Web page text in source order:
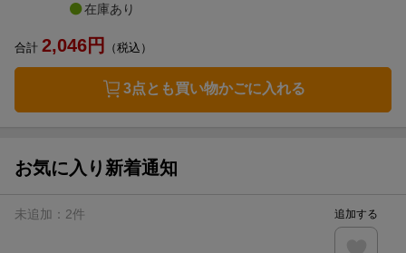
在庫あり
合計 2,046円 （税込）
3点とも買い物かごに入れる
お気に入り新着通知
未追加： 2件 追加する